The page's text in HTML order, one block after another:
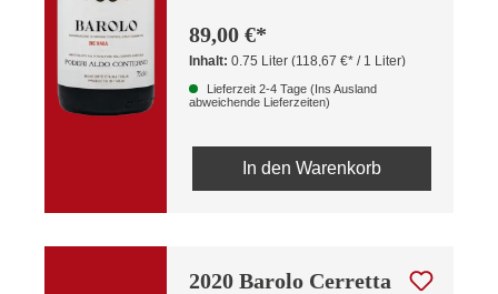
89,00 €*
Inhalt:0.75 Liter(118,67 €* / 1 Liter)
Lieferzeit 2-4 Tage (Ins Ausland
abweichende Lieferzeiten)
In den Warenkorb
2020 Barolo Cerretta